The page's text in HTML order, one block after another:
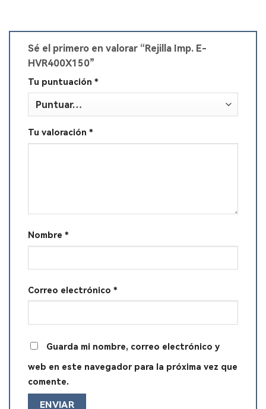
Sé el primero en valorar “Rejilla Imp. E-
HVR400X150”
Tu puntuación *
Tu valoración *
Nombre *
Correo electrónico *
Guarda mi nombre, correo electrónico y
web en este navegador para la próxima vez que
comente.